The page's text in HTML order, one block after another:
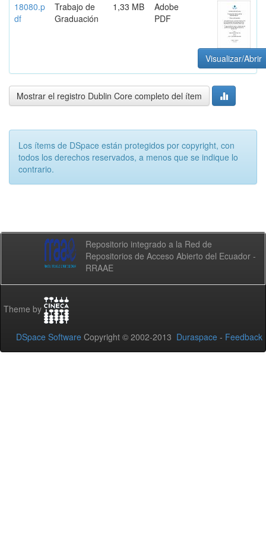
18080.p
df
Trabajo de
Graduación
1,33 MB
Adobe
PDF
Visualizar/Abrir
Mostrar el registro Dublin Core completo del ítem
Los ítems de DSpace están protegidos por copyright, con
todos los derechos reservados, a menos que se indique lo
contrario.
Repositorio integrado a la Red de
Repositorios de Acceso Abierto del Ecuador -
RRAAE
Theme by
DSpace Software Copyright © 2002-2013 Duraspace - Feedback